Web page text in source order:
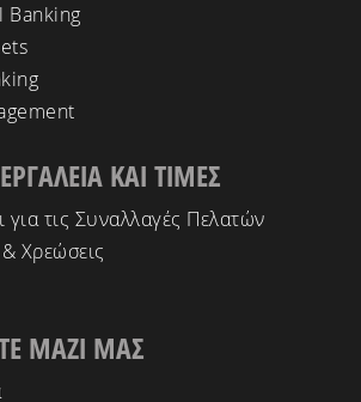
Banking
ΚΑΙ ΤΙΜΕΣ
για τις Συναλλαγές Πελατών
Χρεώσεις
ΜΑΖΙ ΜΑΣ